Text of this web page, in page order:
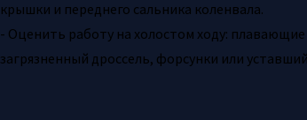
крышки и переднего сальника коленвала.
- Оценить работу на холостом ходу:
загрязненный дроссель, форсунки или